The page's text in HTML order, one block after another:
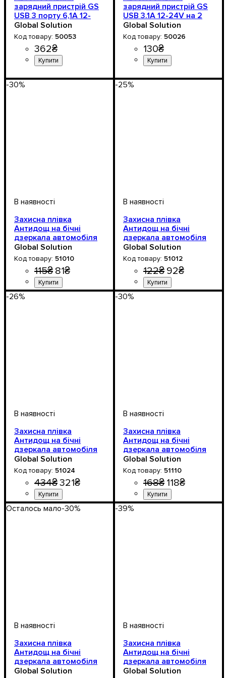
зарядний пристрій GS
USB 3 порту 6,1А 12-
24V
Global Solution
50053
362₴
зарядний пристрій GS
USB 3.1A 12-24V на 2
порти (Рожева
підсвітка) — Стиль та
потужність
Global Solution
50026
130₴
-30%
Захисна плівка
Антидощ на бічні
дзеркала автомобіля
(51010) 10*10см
Global Solution
51010
115₴ 81₴
-25%
Захисна плівка
Антидощ на бічні
дзеркала автомобіля
(51012) 127*87мм
Global Solution
51012
122₴ 92₴
-26%
Захисна плівка
Антидощ на бічні
дзеркала автомобіля
(51024) 240*200
Global Solution
51024
434₴321₴
-30%
Захисна плівка
Антидощ на бічні
дзеркала автомобіля
Premium 100*100мм
Global Solution
51110
168₴ 118₴
Осталось мало-30%
Захисна плівка
Антидощ на бічні
дзеркала автомобіля
Premium 127*87мм
Global Solution
-39%
Захисна плівка
Антидощ на бічні
дзеркала автомобіля
Premium 240*200мм
Global Solution